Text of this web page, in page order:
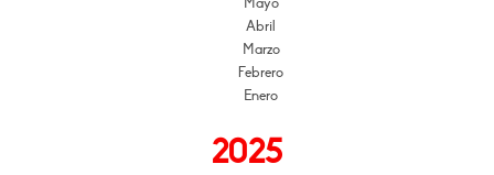
Abril
Marzo
Febrero
Enero
2025